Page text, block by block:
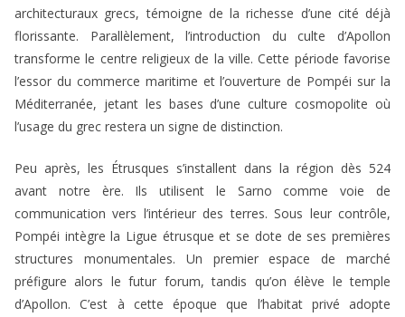
architecturaux grecs, témoigne de la richesse d’une cité déjà
florissante. Parallèlement, l’introduction du culte d’Apollon
transforme le centre religieux de la ville. Cette période favorise
l’essor du commerce maritime et l’ouverture de Pompéi sur la
Méditerranée, jetant les bases d’une culture cosmopolite où
l’usage du grec restera un signe de distinction.
Peu après, les Étrusques s’installent dans la région dès 524
avant notre ère. Ils utilisent le Sarno comme voie de
communication vers l’intérieur des terres. Sous leur contrôle,
Pompéi intègre la Ligue étrusque et se dote de ses premières
structures monumentales. Un premier espace de marché
préfigure alors le futur forum, tandis qu’on élève le temple
d’Apollon. C’est à cette époque que l’habitat privé adopte